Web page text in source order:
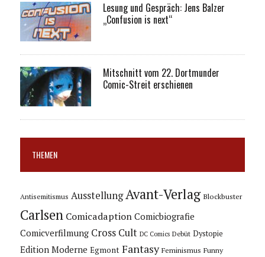
Lesung und Gespräch: Jens Balzer
„Confusion is next“
Mitschnitt vom 22. Dortmunder
Comic-Streit erschienen
THEMEN
Antisemitismus Ausstellung Avant-Verlag Blockbuster
Carlsen Comicadaption Comicbiografie
Comicverfilmung Cross Cult DC Comics Debüt Dystopie
Edition Moderne Egmont Fantasy Feminismus Funny